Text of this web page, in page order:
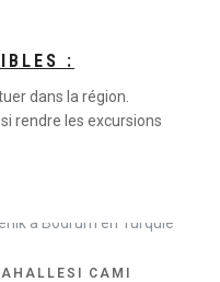
:
dans la région.
rendre les excursions
CAMI